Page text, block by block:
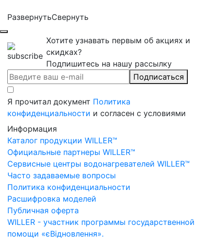
РазвернутьСвернуть
Хотите узнавать первым об акциях и
скидках?
Подпишитесь на нашу рассылку
Подписаться
Я прочитал документ Политика
конфиденциальности и согласен с условиями
Информация
Каталог продукции WILLER™
Официальные партнеры WILLER™
Сервисные центры водонагревателей WILLER™
Часто задаваемые вопросы
Политика конфиденциальности
Расшифровка моделей
Публичная оферта
WILLER - участник программы государственной
помощи «єВідновлення».